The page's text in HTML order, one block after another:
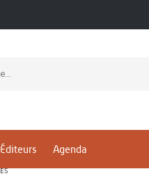
Éditeurs Agenda